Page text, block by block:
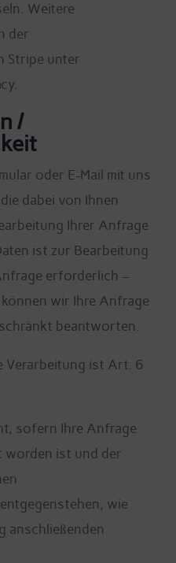
Weitere
der
Stripe unter
/
oder E-Mail mit uns
dabei von Ihnen
Ihrer Anfrage
ist zur Bearbeitung
erforderlich –
wir Ihre Anfrage
beantworten.
Verarbeitung ist Art. 6
sofern Ihre Anfrage
worden ist und der
wie
anschließenden